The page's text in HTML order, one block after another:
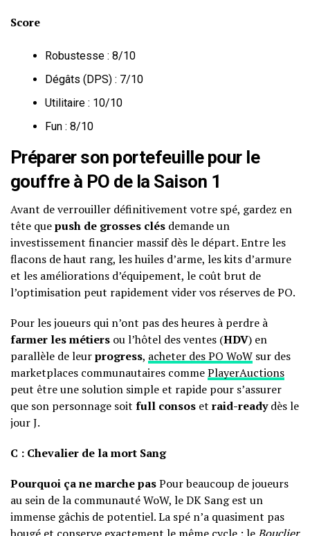
Score
Robustesse : 8/10
Dégâts (DPS) : 7/10
Utilitaire : 10/10
Fun : 8/10
Préparer son portefeuille pour le
gouffre à PO de la Saison 1
Avant de verrouiller définitivement votre spé, gardez en
tête quepush de grosses clés demande un
investissement financier massif dès le départ. Entre les
flacons de haut rang, les huiles d’arme, les kits d’armure
et les améliorations d’équipement, le coût brut de
l’optimisation peut rapidement vider vos réserves de PO.
Pour les joueurs qui n’ont pas des heures à perdre à
farmer les métiers ou l’hôtel des ventes (HDV) en
parallèle de leurprogress, acheter des PO WoW sur des
marketplaces communautaires commePlayerAuctions
peut être une solution simple et rapide pour s’assurer
que son personnage soit full consos et raid-readydès le
jour J.
C : Chevalier de la mort Sang
Pourquoi ça ne marche pasPour beaucoup de joueurs
au sein de la communauté WoW, le DK Sang est un
immense gâchis de potentiel. La spé n’a quasiment pas